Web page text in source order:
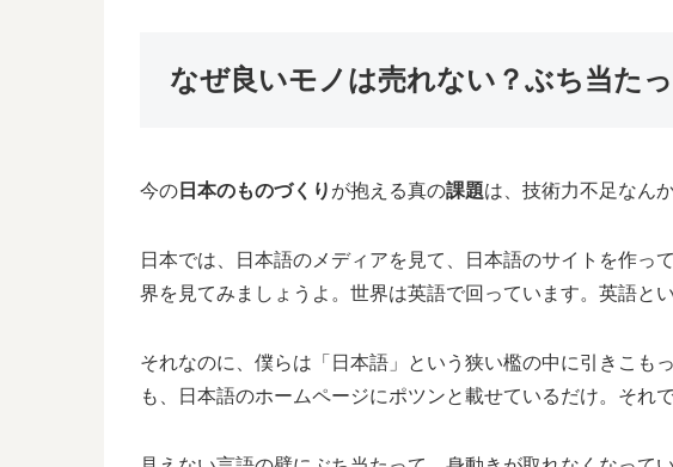
なぜ良いモノは売れない？ぶち当た
今の 日本のものづくり が抱える真の課題は、技術力不足なん
日本では、日本語のメディアを見て、日本語のサイトを作
界を見てみましょうよ。世界は英語で回っています。英語と
それなのに、僕らは「日本語」という狭い檻の中に引きこも
も、日本語のホームページにポツンと載せているだけ。それ